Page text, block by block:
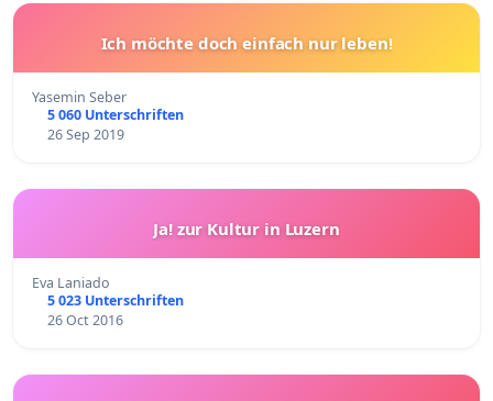
Ich möchte doch einfach nur leben!
Yasemin Seber
5 060 Unterschriften
26 Sep 2019
Ja! zur Kultur in Luzern
Eva Laniado
5 023 Unterschriften
26 Oct 2016